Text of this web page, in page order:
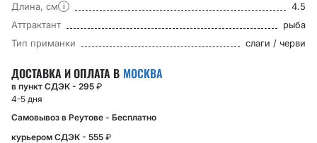
Длина, см i
4.5
Аттрактант
рыба
Тип приманки
слаги / черви
ДОСТАВКА И ОПЛАТА В МОСКВА
в пункт СДЭК - 295 ₽
4-5 дня
Самовывоз в Реутове - Бесплатно
курьером СДЭК - 555 ₽